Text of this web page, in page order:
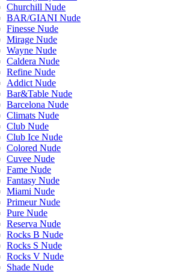
Churchill Nude
BAR/GIANI Nude
Finesse Nude
Mirage Nude
Wayne Nude
Caldera Nude
Refine Nude
Addict Nude
Bar&Table Nude
Barcelona Nude
Climats Nude
Club Nude
Club Ice Nude
Colored Nude
Cuvee Nude
Fame Nude
Fantasy Nude
Miami Nude
Primeur Nude
Pure Nude
Reserva Nude
Rocks B Nude
Rocks S Nude
Rocks V Nude
Shade Nude